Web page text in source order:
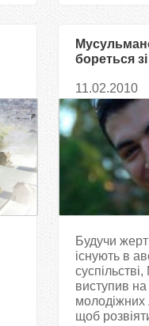
бореться
мусульман
11.02.2010
Будучи
існують в
виступив
молодіжних
щоб